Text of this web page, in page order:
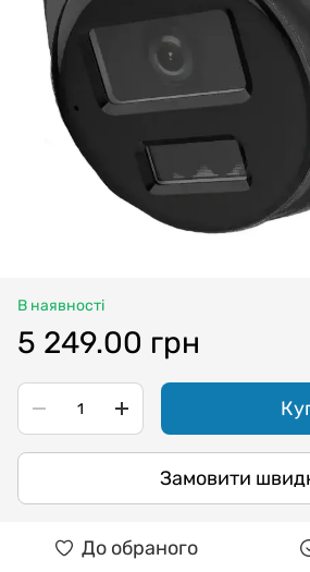
В наявності
5 249.00 грн
Замовити
До обраного